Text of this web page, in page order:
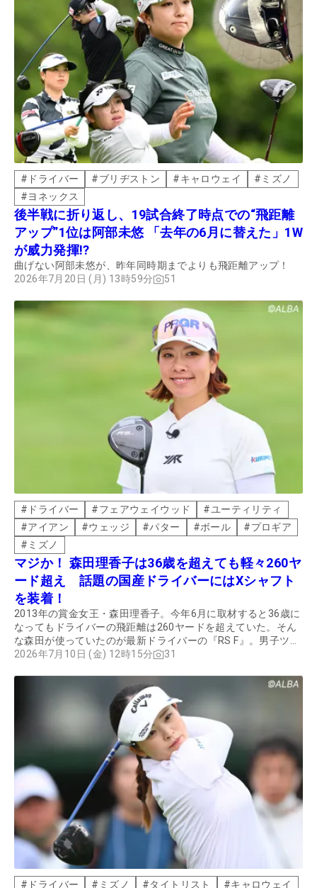
# ドライバー #ブリヂストン #キャロウェイ # ミズノ
#ヨネックス
後半戦に折り返し、19試合終了時点での“飛距離
アップ”1位は阿部未悠 「去年の6月に替えた」1W
が威力発揮!?
曲げない阿部未悠が、昨年同時期までよりも飛距離アップ！
2026年7月20日 (月) 13時59分
51
# ドライバー #フェアウェイウッド #ユーティリティ
#アイアン #ウェッジ #パター #ボール #プロギア
# ミズノ
マジか！ 森田理香子は36歳を超えても軽々260ヤ
ード超え 話題の国産ドライバーにはXシャフト
を装着！
2013年の賞金女王・森田理香子。今年6月に取材すると36歳に
なってもドライバーの飛距離は260ヤードを超えていた。そん
な森田が使っていたのが最新ドライバーの『RS F』。男子ツア
ーでも『RS MAX』『RS』を選ぶ選手が多いのに、なぜ森田は
2026年7月10日 (金) 12時15分 31
# ドライバー # ミズノ #タイトリスト #キャロウェイ